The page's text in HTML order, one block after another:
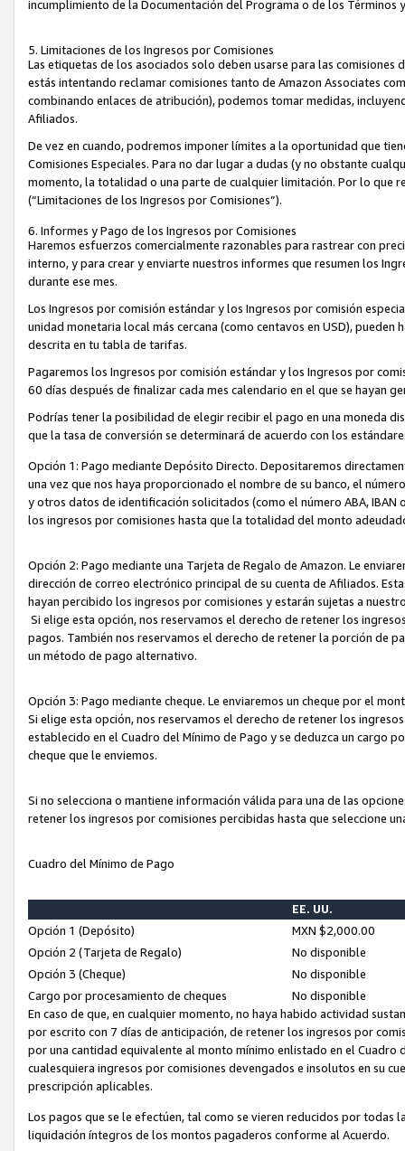
incumplimiento de la Documentación del Programa o de los Términos
5. Limitaciones de los Ingresos por Comisiones
Las etiquetas de los asociados solo deben usarse para las
estás intentando reclamar comisiones tanto de Amazon Associates
combinando enlaces de atribución), podemos tomar medidas,
Afiliados.
De vez en cuando, podremos imponer límites a la oportunidad que
Comisiones Especiales. Para no dar lugar a dudas (y no obstante
momento, la totalidad o una parte de cualquier limitación. Por lo que
(“Limitaciones de los Ingresos por Comisiones”).
6. Informes y Pago de los Ingresos por Comisiones
Haremos esfuerzos comercialmente razonables para rastrear con
interno, y para crear y enviarte nuestros informes que resumen los
durante ese mes.
Los Ingresos por comisión estándar y los Ingresos por comisión
unidad monetaria local más cercana (como centavos en USD),
descrita en tu tabla de tarifas.
Pagaremos los Ingresos por comisión estándar y los Ingresos por
60 días después de finalizar cada mes calendario en el que se hayan
Podrías tener la posibilidad de elegir recibir el pago en una moneda
que la tasa de conversión se determinará de acuerdo con los
Opción 1: Pago mediante Depósito Directo. Depositaremos
una vez que nos haya proporcionado el nombre de su banco, el
y otros datos de identificación solicitados (como el número ABA,
los ingresos por comisiones hasta que la totalidad del monto
Opción 2: Pago mediante una Tarjeta de Regalo de Amazon. Le
dirección de correo electrónico principal de su cuenta de Afiliados.
hayan percibido los ingresos por comisiones y estarán sujetas a
Si elige esta opción, nos reservamos el derecho de retener los
pagos. También nos reservamos el derecho de retener la porción de
un método de pago alternativo.
Opción 3: Pago mediante cheque. Le enviaremos un cheque por el
Si elige esta opción, nos reservamos el derecho de retener los
establecido en el Cuadro del Mínimo de Pago y se deduzca un cargo
cheque que le enviemos.
Si no selecciona o mantiene información válida para una de las
retener los ingresos por comisiones percibidas hasta que seleccione
Cuadro del Mínimo de Pago
EE. UU.
Opción 1 (Depósito)
MXN $2,000.00
Opción 2 (Tarjeta de Regalo)
No disponible
Opción 3 (Cheque)
No disponible
Cargo por procesamiento de cheques
No disponible
En caso de que, en cualquier momento, no haya habido actividad
por escrito con 7 días de anticipación, de retener los ingresos por
por una cantidad equivalente al monto mínimo enlistado en el
cualesquiera ingresos por comisiones devengados e insolutos en su
prescripción aplicables.
Los pagos que se le efectúen, tal como se vieren reducidos por todas
liquidación íntegros de los montos pagaderos conforme al Acuerdo.